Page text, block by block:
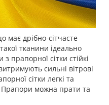
має дрібно-сітчасте
тканини ідеально
прапорної сітки стійкі
сильні вітрові
сітки легкі та
Прапори можна прати та